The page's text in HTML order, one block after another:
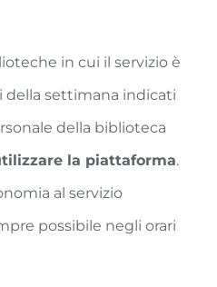
in cui il servizio è
della settimana indicati
della biblioteca
la piattaforma.
al servizio
possibile negli orari